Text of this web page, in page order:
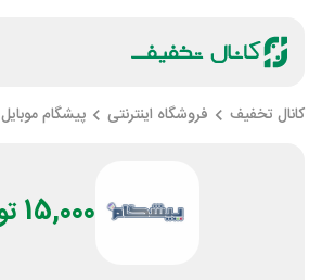
کانال تخفیف فروشگاه اینترنتی پیشگام موبایل
15,000 تومان